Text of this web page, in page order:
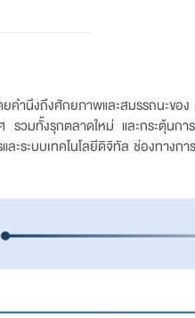
ยคำนึงถึงศักยภาพและสมรรถนะขอ
รวมทั้งรุกตลาดใหม่ และกระตุ้นกา
ะบบเทคโนโลยีดิจิทัล ช่องทางกา